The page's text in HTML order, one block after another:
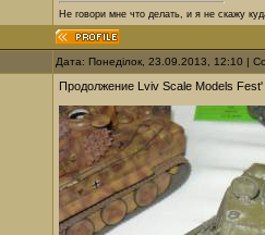
Не говори мне что делать, и я не скажу
Дата: Понеділок, 23.09.2013, 12:10 |
Продолжение Lviv Scale Models